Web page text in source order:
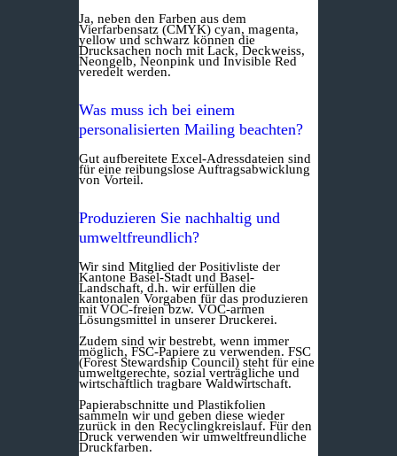
Ja, neben den Farben aus dem
Vierfarbensatz (CMYK) cyan, magenta,
yellow und schwarz können die
Drucksachen noch mit Lack, Deckweiss,
Neongelb, Neonpink und Invisible Red
veredelt werden.
Was muss ich bei einem
personalisierten Mailing beachten?
Gut aufbereitete Excel-Adressdateien sind
für eine reibungslose Auftragsabwicklung
von Vorteil.
Produzieren Sie nachhaltig und
umweltfreundlich?
Wir sind Mitglied der Positivliste der
Kantone Basel-Stadt und Basel-
Landschaft, d.h. wir erfüllen die
kantonalen Vorgaben für das produzieren
mit VOC-freien bzw. VOC-armen
Lösungsmittel in unserer Druckerei.
Zudem sind wir bestrebt, wenn immer
möglich, FSC-Papiere zu verwenden. FSC
(Forest Stewardship Council) steht für eine
umweltgerechte, sozial verträgliche und
wirtschaftlich tragbare Waldwirtschaft.
Papierabschnitte und Plastikfolien
sammeln wir und geben diese wieder
zurück in den Recyclingkreislauf. Für den
Druck verwenden wir umweltfreundliche
Druckfarben.